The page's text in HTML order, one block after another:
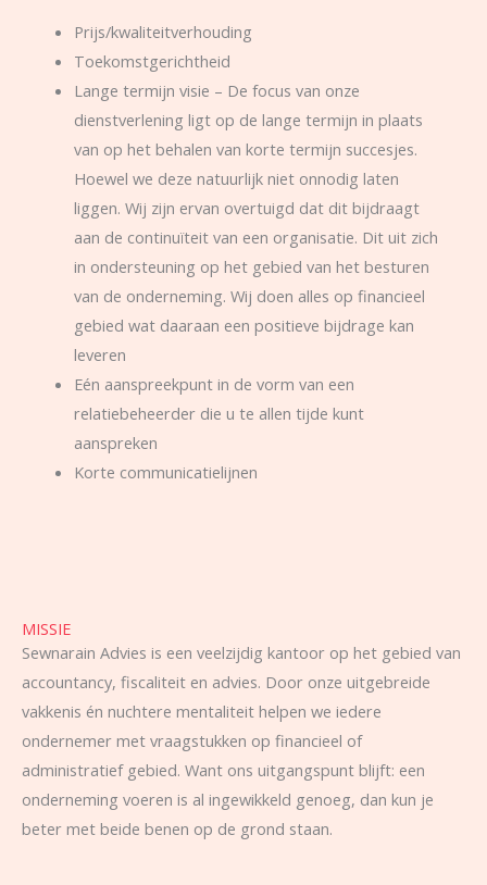
Prijs/kwaliteitverhouding
Toekomstgerichtheid
Lange termijn visie – De focus van onze
dienstverlening ligt op de lange termijn in plaats
van op het behalen van korte termijn succesjes.
Hoewel we deze natuurlijk niet onnodig laten
liggen. Wij zijn ervan overtuigd dat dit bijdraagt
aan de continuïteit van een organisatie. Dit uit zich
in ondersteuning op het gebied van het besturen
van de onderneming. Wij doen alles op financieel
gebied wat daaraan een positieve bijdrage kan
leveren
Eén aanspreekpunt in de vorm van een
relatiebeheerder die u te allen tijde kunt
aanspreken
Korte communicatielijnen
MISSIE
Sewnarain Advies is een veelzijdig kantoor op het gebied van
accountancy, fiscaliteit en advies. Door onze uitgebreide
vakkenis én nuchtere mentaliteit helpen we iedere
ondernemer met vraagstukken op financieel of
administratief gebied. Want ons uitgangspunt blijft: een
onderneming voeren is al ingewikkeld genoeg, dan kun je
beter met beide benen op de grond staan.